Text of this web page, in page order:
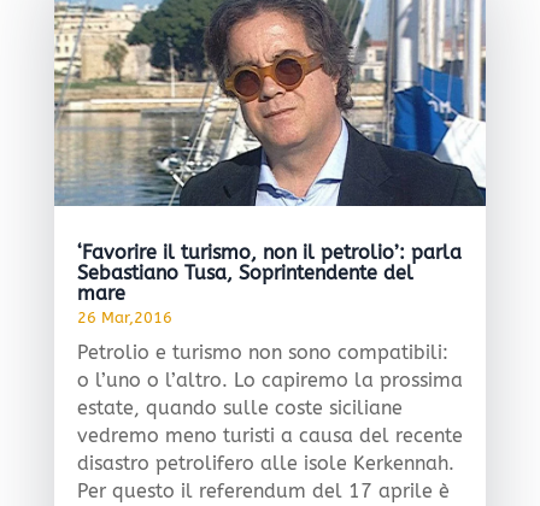
‘Favorire il turismo, non il petrolio’: parla
Sebastiano Tusa, Soprintendente del
mare
26 Mar,2016
Petrolio e turismo non sono compatibili:
o l’uno o l’altro. Lo capiremo la prossima
estate, quando sulle coste siciliane
vedremo meno turisti a causa del recente
disastro petrolifero alle isole Kerkennah.
Per questo il referendum del 17 aprile è